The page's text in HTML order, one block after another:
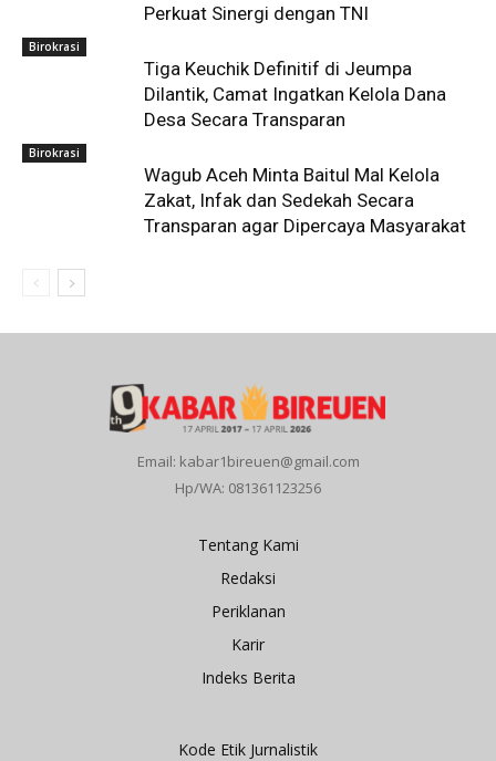
Perkuat Sinergi dengan TNI
Birokrasi
Tiga Keuchik Definitif di Jeumpa
Dilantik, Camat Ingatkan Kelola Dana
Desa Secara Transparan
Birokrasi
Wagub Aceh Minta Baitul Mal Kelola
Zakat, Infak dan Sedekah Secara
Transparan agar Dipercaya Masyarakat
Email: kabar1bireuen@gmail.com
Hp/WA: 081361123256
Tentang Kami
Redaksi
Periklanan
Karir
Indeks Berita
Kode Etik Jurnalistik